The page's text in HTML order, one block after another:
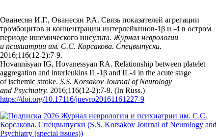
Ованесян И.Г., Ованесян Р.А. Связь показателей агрегации
тромбоцитов и концентрации интерлейкинов-1β и -4 в остром
периоде ишемического инсульта. Журнал неврологии
и психиатрии им. С.С. Корсакова. Спецвыпуски.
2016;116(12‑2):7‑9.
Hovannisyan IG, Hovanessyan RA. Relationship between platelet
aggregation and interleukins IL-1β and IL-4 in the acute stage
of ischemic stroke. S.S. Korsakov Journal of Neurology
and Psychiatry. 2016;116(12‑2):7‑9. (In Russ.)
https://doi.org/10.17116/jnevro20161161227-9